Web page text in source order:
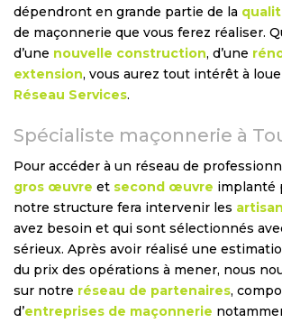
dépendront en grande partie de la
de maçonnerie que vous ferez réaliser.
d’une nouvelle construction, d’une
extension, vous aurez tout intérêt à
Réseau Services.
Spécialiste maçonnerie à
Pour accéder à un réseau de
gros œuvre et second œuvre implanté
notre structure fera intervenir les
avez besoin et qui sont sélectionnés
sérieux. Après avoir réalisé une
du prix des opérations à mener, nous
sur notre réseau de partenaires,
d’entreprises de maçonnerie